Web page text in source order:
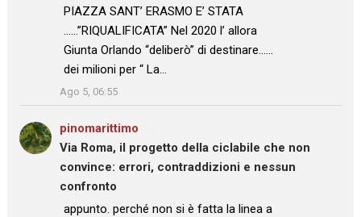
: “PIAZZA SANT’ ERASMO E’ STATA
……”RIQUALIFICATA” Nel 2020 l’ allora
Giunta Orlando “deliberò” di destinare……
dei milioni per “ La…
”
Ago 5, 06:55
pinomarittimo
Via Roma, il progetto della ciclabile che non
convince: errori, contraddizioni e nessun
confronto
: “
appunto. perché non si è fatta la linea a